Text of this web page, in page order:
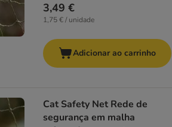
3,49 €
1,75 € / unidade
Adicionar ao carrinho
Cat Safety Net Rede de
segurança em malha